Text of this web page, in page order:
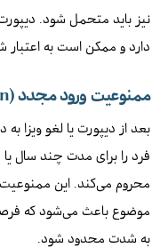
نیز باید متحمل شود. دیپورت
دارد و ممکن است به
ممنوعیت ورود مجدد (Ban)
بعد از دیپورت یا لغو ویزا
فرد را برای مدت چند سال یا
موضوع باعث می‌شود که
به شدت محدود شود.